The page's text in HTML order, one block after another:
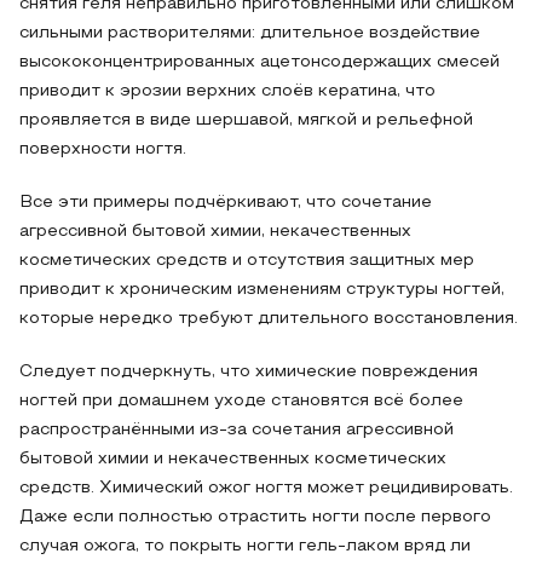
снятия геля неправильно приготовленными или слишком
сильными растворителями: длительное воздействие
высококонцентрированных ацетонсодержащих смесей
приводит к эрозии верхних слоёв кератина, что
проявляется в виде шершавой, мягкой и рельефной
поверхности ногтя.
Все эти примеры подчёркивают, что сочетание
агрессивной бытовой химии, некачественных
косметических средств и отсутствия защитных мер
приводит к хроническим изменениям структуры ногтей,
которые нередко требуют длительного восстановления.
Следует подчеркнуть, что химические повреждения
ногтей при домашнем уходе становятся всё более
распространёнными из‑за сочетания агрессивной
бытовой химии и некачественных косметических
средств. Химический ожог ногтя может рецидивировать.
Даже если полностью отрастить ногти после первого
случая ожога, то покрыть ногти гель-лаком вряд ли